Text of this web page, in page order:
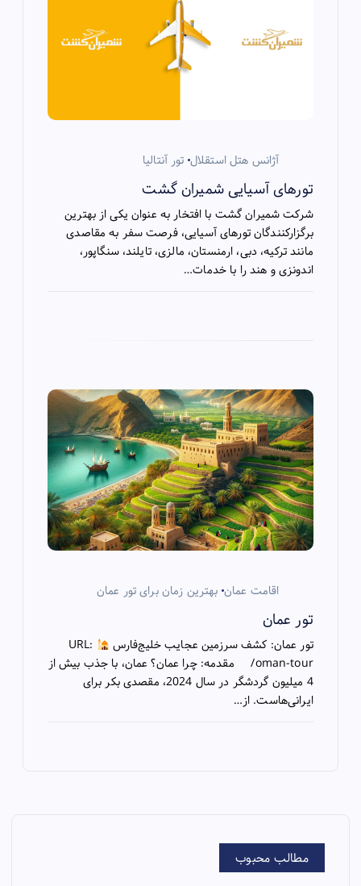
آژانس هتل استقلال تور آنتالیا
تورهای آسیایی شمیران گشت
شرکت شمیران گشت با افتخار به عنوان یکی از بهترین
برگزارکنندگان تورهای آسیایی، فرصت سفر به مقاصدی
مانند ترکیه، دبی، ارمنستان، مالزی، تایلند، سنگاپور،
اندونزی و هند را با خدمات…
اقامت عمان بهترین زمان برای تور عمان
تور عمان
تور عمان: کشف سرزمین عجایب خلیج‌فارس
URL:
/oman-tour مقدمه: چرا عمان؟ عمان، با جذب بیش از
4 میلیون گردشگر در سال 2024، مقصدی بکر برای
ایرانی‌هاست. از…
مطالب محبوب